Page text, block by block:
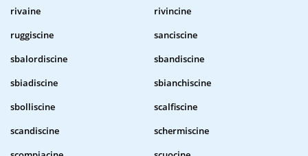
rivaine
rivincine
ruggiscine
sanciscine
sbalordiscine
sbandiscine
sbiadiscine
sbianchiscine
sbolliscine
scalfiscine
scandiscine
schermiscine